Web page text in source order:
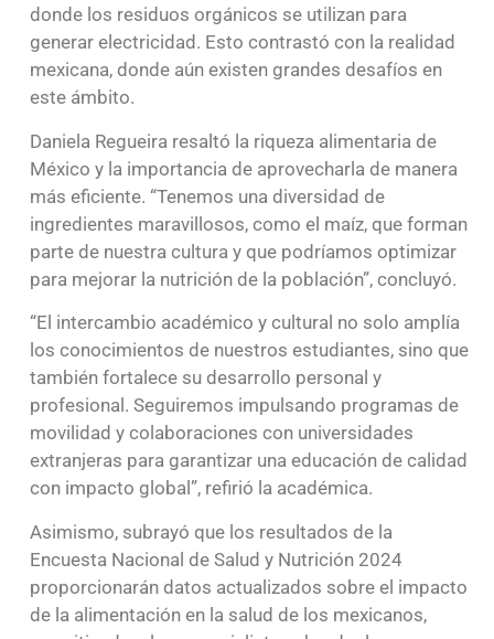
donde los residuos orgánicos se utilizan para
generar electricidad. Esto contrastó con la realidad
mexicana, donde aún existen grandes desafíos en
este ámbito.
Daniela Regueira resaltó la riqueza alimentaria de
México y la importancia de aprovecharla de manera
más eficiente. “Tenemos una diversidad de
ingredientes maravillosos, como el maíz, que forman
parte de nuestra cultura y que podríamos optimizar
para mejorar la nutrición de la población”, concluyó.
“El intercambio académico y cultural no solo amplía
los conocimientos de nuestros estudiantes, sino que
también fortalece su desarrollo personal y
profesional. Seguiremos impulsando programas de
movilidad y colaboraciones con universidades
extranjeras para garantizar una educación de calidad
con impacto global”, refirió la académica.
Asimismo, subrayó que los resultados de la
Encuesta Nacional de Salud y Nutrición 2024
proporcionarán datos actualizados sobre el impacto
de la alimentación en la salud de los mexicanos,